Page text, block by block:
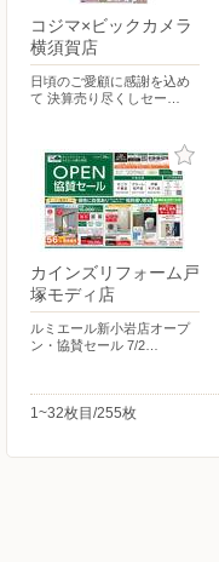
コジマ×ビックカメラ
横須賀店
日頃のご愛顧に感謝を込め
て 決算売り尽くしセー…
カインズリフォーム戸
塚モディ店
ルミエール新小岩店オープ
ン・協賛セール 7/2…
1~32枚目/255枚